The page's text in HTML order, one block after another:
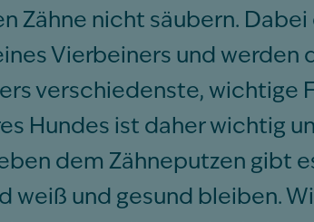
Zähne nicht säubern.
Vierbeiners und werden
verschiedenste, wichtige
Hundes ist daher wichtig
dem Zähneputzen gibt
weiß und gesund bleiben.